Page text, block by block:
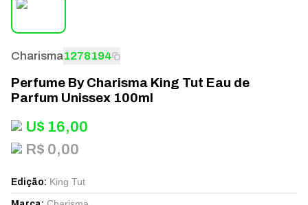
Charisma1278194
Perfume By Charisma King Tut Eau de
Parfum Unissex 100ml
U$ 16,00
R$ 0,00
Edição: King Tut